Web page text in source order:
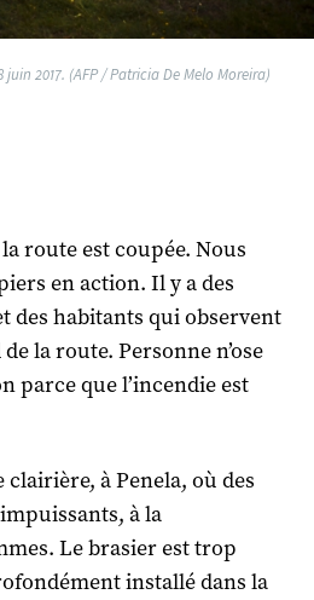
juin 2017. (AFP / Patricia De Melo Moreira)
route est coupée. Nous
en action. Il y a des
des habitants qui observent
la route. Personne n’ose
parce que l’incendie est
à Penela, où des
à la
Le brasier est trop
installé dans la